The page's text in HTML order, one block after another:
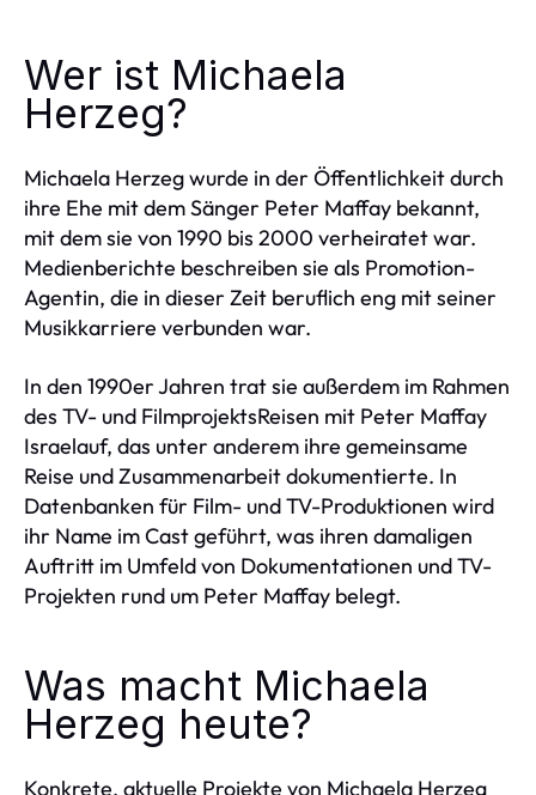
Wer ist Michaela
Herzeg?
Michaela Herzeg wurde in der Öffentlichkeit durch
ihre Ehe mit dem Sänger Peter Maffay bekannt,
mit dem sie von 1990 bis 2000 verheiratet war.
Medienberichte beschreiben sie als Promotion-
Agentin, die in dieser Zeit beruflich eng mit seiner
Musikkarriere verbunden war.
In den 1990er Jahren trat sie außerdem im Rahmen
des TV- und FilmprojektsReisen mit Peter Maffay
Israelauf, das unter anderem ihre gemeinsame
Reise und Zusammenarbeit dokumentierte. In
Datenbanken für Film- und TV-Produktionen wird
ihr Name im Cast geführt, was ihren damaligen
Auftritt im Umfeld von Dokumentationen und TV-
Projekten rund um Peter Maffay belegt.
Was macht Michaela
Herzeg heute?
Konkrete, aktuelle Projekte von Michaela Herzeg